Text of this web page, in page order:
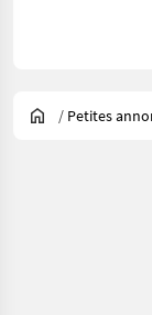
/ Petites